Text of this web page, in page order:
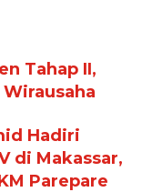
Tahap II,
Hadiri
di Makassar,
Parepare